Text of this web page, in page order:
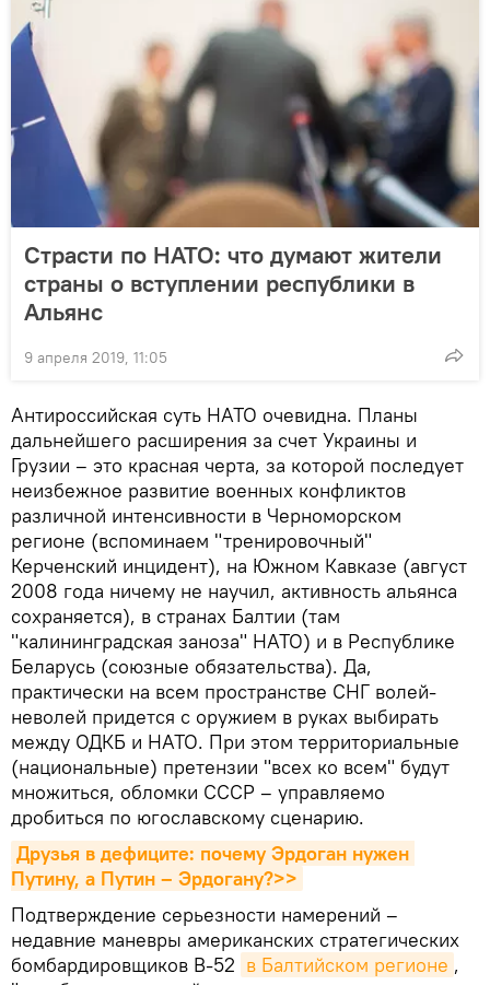
Страсти по НАТО: что думают жители
страны о вступлении республики в
Альянс
9 апреля 2019, 11:05
Антироссийская суть НАТО очевидна. Планы
дальнейшего расширения за счет Украины и
Грузии – это красная черта, за которой последует
неизбежное развитие военных конфликтов
различной интенсивности в Черноморском
регионе (вспоминаем "тренировочный"
Керченский инцидент), на Южном Кавказе (август
2008 года ничему не научил, активность альянса
сохраняется), в странах Балтии (там
"калининградская заноза" НАТО) и в Республике
Беларусь (союзные обязательства). Да,
практически на всем пространстве СНГ волей-
неволей придется с оружием в руках выбирать
между ОДКБ и НАТО. При этом территориальные
(национальные) претензии "всех ко всем" будут
множиться, обломки СССР – управляемо
дробиться по югославскому сценарию.
Друзья в дефиците: почему Эрдоган нужен
Путину, а Путин – Эрдогану?>>
Подтверждение серьезности намерений –
недавние маневры американских стратегических
бомбардировщиков B-52 в Балтийском регионе ,